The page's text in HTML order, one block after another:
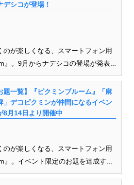
デシコが登場！
のが楽しくなる、スマートフォン用
』。9月からナデシコの登場が発表...
題一覧】『ピクミンブルーム』「麻
」デコピクミンが仲間になるイベン
8月14日より開催中
のが楽しくなる、スマートフォン用
』。イベント限定のお題を達成す...